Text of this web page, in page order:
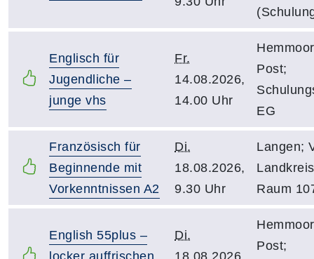
Englisch für
Jugendliche –
junge vhs
Fr.
14.08.2026,
14.00 Uhr
Post;
EG
Französisch für
Beginnende mit
Vorkenntnissen A2
Di.
18.08.2026,
9.30 Uhr
Langen;
Raum
English 55plus –
locker auffrischen
Di.
18.08.2026,
Post;